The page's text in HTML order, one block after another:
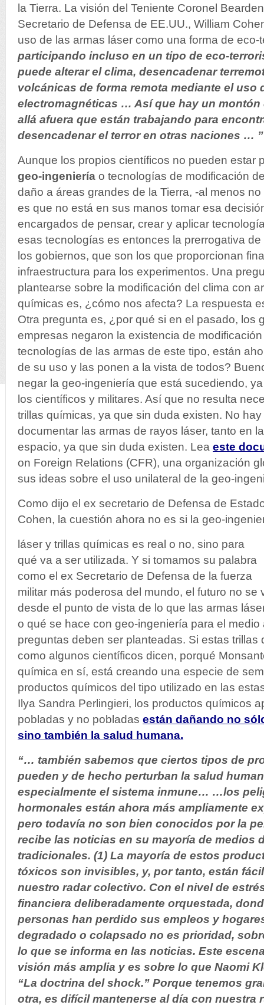
la Tierra. La visión del Teniente Coronel
Secretario de Defensa de EE.UU., William
uso de las armas láser como una forma de
participando incluso en un tipo de eco-
puede alterar el clima, desencadenar
volcánicas de forma remota mediante el uso
electromagnéticas … Así que hay un montón
allá afuera que están trabajando para
desencadenar el terror en otras naciones … ”
Aunque los propios científicos no pueden estar
geo-ingeniería o tecnologías de modificación
daño a áreas grandes de la Tierra, -al menos
es que no está en sus manos tomar esa
encargados de pensar, crear y aplicar
esas tecnologías es entonces la prerrogativa
los gobiernos, que son los que proporcionan
infraestructura para los experimentos. Una
plantearse sobre la modificación del clima con
químicas es, ¿cómo nos afecta? La respuesta
Otra pregunta es, ¿por qué si en el pasado, los
empresas negaron la existencia de
tecnologías de las armas de este tipo, están
de su uso y las ponen a la vista de todos?
negar la geo-ingeniería que está sucediendo,
los científicos y militares. Así que no resulta
trillas químicas, ya que sin duda existen. No
documentar las armas de rayos láser, tanto en
espacio, ya que sin duda existen. Lea este
on Foreign Relations (CFR), una organización
sus ideas sobre el uso unilateral de la geo-
Como dijo el ex secretario de Defensa de
Cohen, la cuestión ahora no es si la geo-
láser y trillas químicas es real o no, sino para
qué va a ser utilizada. Y si tomamos su palabra
como el ex Secretario de Defensa de la fuerza
militar más poderosa del mundo, el futuro no se
desde el punto de vista de lo que las armas
o qué se hace con geo-ingeniería para el medio
preguntas deben ser planteadas. Si estas
como algunos científicos dicen, porqué
química en sí, está creando una especie de
productos químicos del tipo utilizado en las
Ilya Sandra Perlingieri, los productos químicos
pobladas y no pobladas están dañando no
sino también la salud humana.
“… también sabemos que ciertos tipos de
pueden y de hecho perturban la salud
especialmente el sistema inmune… …los
hormonales están ahora más ampliamente
pero todavía no son bien conocidos por la
recibe las noticias en su mayoría de medios
tradicionales. (1) La mayoría de estos
tóxicos son invisibles, y, por tanto, están
nuestro radar colectivo. Con el nivel de
financiera deliberadamente orquestada,
personas han perdido sus empleos y
degradado o colapsado no es prioridad,
lo que se informa en las noticias. Este
visión más amplia y es sobre lo que Naomi
“La doctrina del shock.” Porque tenemos
otra, es difícil mantenerse al día con nuestra